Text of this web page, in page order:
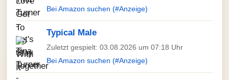
Bei Amazon suchen (#Anzeige)
Typical Male
Zuletzt gespielt: 03.08.2026 um 07:18 Uhr
Bei Amazon suchen (#Anzeige)